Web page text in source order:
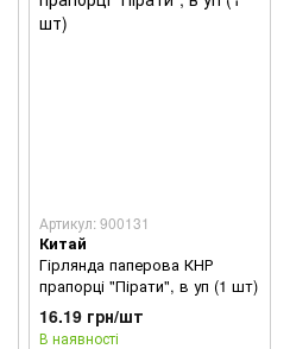
Артикул: 900131
Китай
Гірлянда паперова КНР
прапорці "Пірати", в уп (1 шт)
16.19 грн/шт
В наявності